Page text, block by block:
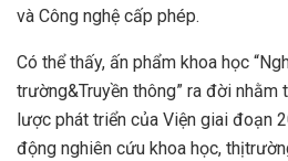
và Công nghệ cấp phép.
Có thể thấy, ấn phẩm khoa học
trường&Truyền thông” ra đời nhằm
lược phát triển của Viện giai đoạn
động nghiên cứu khoa học,